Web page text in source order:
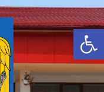
Deschide bara de unelte